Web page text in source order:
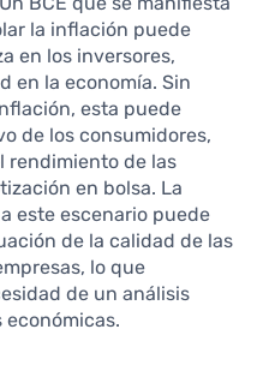
la inflación puede
en los inversores,
en la economía. Sin
esta puede
de los consumidores,
rendimiento de las
en bolsa. La
este escenario puede
de la calidad de las
lo que
de un análisis